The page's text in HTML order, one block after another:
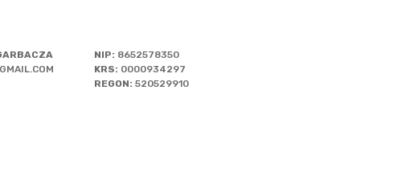
NIP: 8652578350
KRS: 0000934297
REGON: 520529910